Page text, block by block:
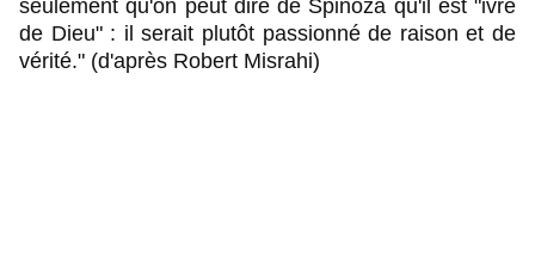
seulement qu'on peut dire de Spinoza qu'il est "ivre
de Dieu" : il serait plutôt passionné de raison et de
vérité." (d'après Robert Misrahi)